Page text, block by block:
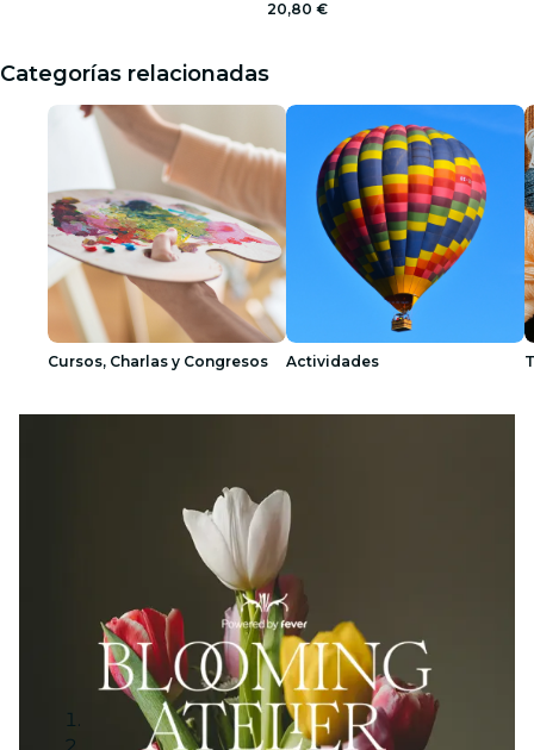
20,80 €
Categorías relacionadas
Cursos, Charlas y Congresos Actividades